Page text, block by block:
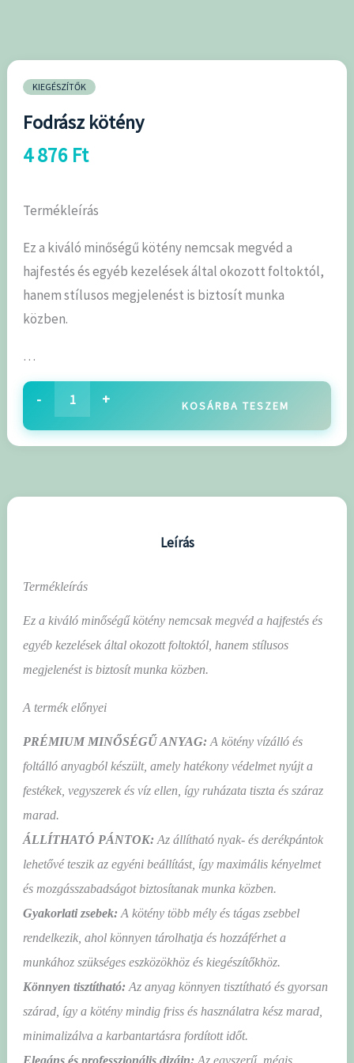
KIEGÉSZÍTŐK
Fodrász kötény
4 876 Ft
Termékleírás
Ez a kiváló minőségű kötény nemcsak megvéd a
hajfestés és egyéb kezelések által okozott foltoktól,
hanem stílusos megjelenést is biztosít munka
közben.
…
- + KOSÁRBA TESZEM
Leírás
Termékleírás
Ez a kiváló minőségű kötény nemcsak megvéd a hajfestés és
egyéb kezelések által okozott foltoktól, hanem stílusos
megjelenést is biztosít munka közben.
A termék előnyei
PRÉMIUM MINŐSÉGŰ ANYAG: A kötény vízálló és
foltálló anyagból készült, amely hatékony védelmet nyújt a
festékek, vegyszerek és víz ellen, így ruházata tiszta és száraz
marad.
ÁLLÍTHATÓ PÁNTOK: Az állítható nyak- és derékpántok
lehetővé teszik az egyéni beállítást, így maximális kényelmet
és mozgásszabadságot biztosítanak munka közben.
Gyakorlati zsebek: A kötény több mély és tágas zsebbel
rendelkezik, ahol könnyen tárolhatja és hozzáférhet a
munkához szükséges eszközökhöz és kiegészítőkhöz.
Könnyen tisztítható: Az anyag könnyen tisztítható és gyorsan
szárad, így a kötény mindig friss és használatra kész marad,
minimalizálva a karbantartásra fordított időt.
Elegáns és professzionális dizájn: Az egyszerű, mégis